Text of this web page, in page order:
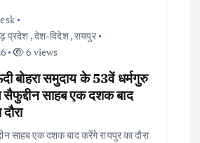
प्रदेश ,देश-विदेश,रायपुर
6 views
बोहरा समुदाय के 53वें धर्मगुरु
साहब एक दशक बाद
साहब एक दशक बाद करेंगे रायपुर का दौरा